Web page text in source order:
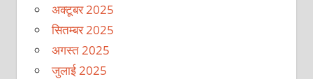
अक्टूबर 2025
सितम्बर 2025
अगस्त 2025
जुलाई 2025